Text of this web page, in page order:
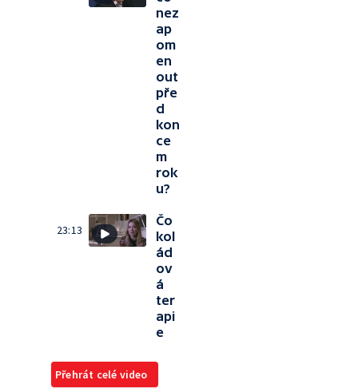
nez
ap
om
en
out
pře
d
kon
ce
m
rok
u?
23:13
Čo
kol
ád
ov
á
ter
api
e
Přehrát celé video